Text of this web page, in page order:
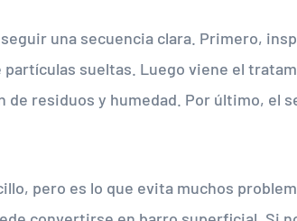
una secuencia clara. Primero,
sueltas. Luego viene el
de residuos y humedad. Por último, el
pero es lo que evita muchos